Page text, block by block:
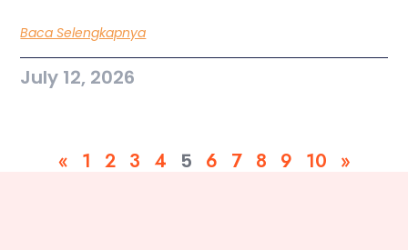
Baca Selengkapnya
July 12, 2026
« 1 2 3 4 5 6 7 8 9 10 »